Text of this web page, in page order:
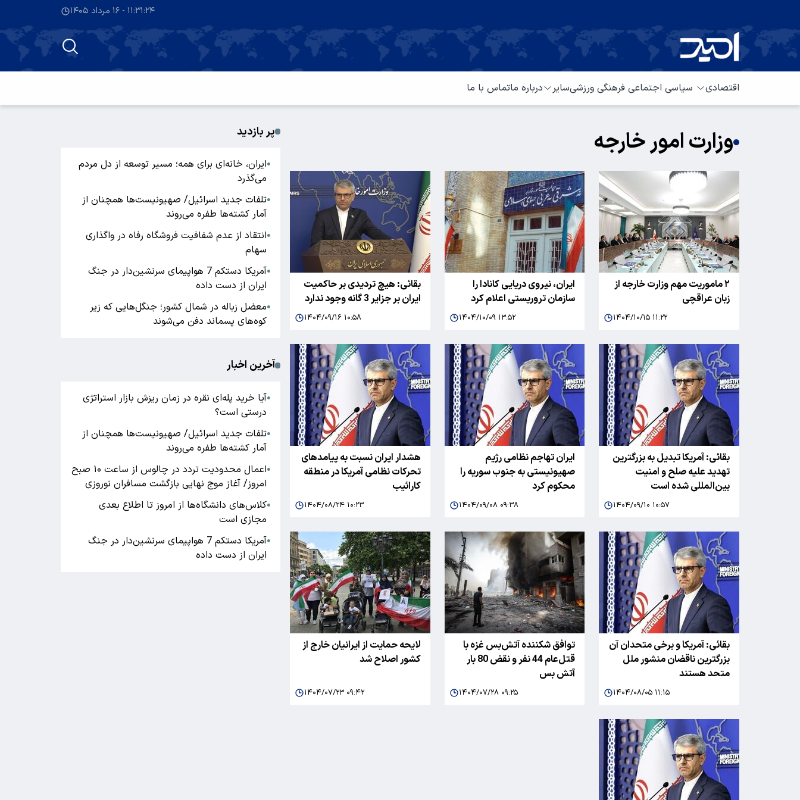
۱۱:۳۱:۲۴ - ۱۶ مرداد ۱۴۰۵
اقتصادی سیاسی اجتماعی فرهنگی ورزشیسایر درباره ماتماس با ما
وزارت امور خارجه
۲ ماموریت مهم وزارت خارجه از
زبان عراقچی
۱۴۰۴/۱۰/۱۵ ۱۱:۲۲
ایران، نیروی دریایی کانادا را
سازمان تروریستی اعلام کرد
۱۴۰۴/۱۰/۰۹ ۱۳:۵۲
بقائی: هیچ تردیدی بر حاکمیت
ایران بر جزایر 3 گانه وجود ندارد
۱۴۰۴/۰۹/۱۶ ۱۰:۵۸
بقائی: آمریکا تبدیل به بزرگترین
تهدید علیه صلح و امنیت
بین‌المللی شده است
۱۴۰۴/۰۹/۱۰ ۱۰:۵۷
ایران تهاجم نظامی رژیم
صهیونیستی به جنوب سوریه را
محکوم کرد
۱۴۰۴/۰۹/۰۸ ۰۹:۳۸
هشدار ایران نسبت به پیامدهای
تحرکات نظامی آمریکا در منطقه
کارائیب
۱۴۰۴/۰۸/۲۴ ۱۰:۲۳
بقائی: آمریکا و برخی متحدان آن
بزرگترین ناقضان منشور ملل
متحد هستند
۱۴۰۴/۰۸/۰۵ ۱۱:۱۵
توافق شکننده آتش‌بس غزه با
قتل‌عام 44 نفر و نقض 80 بار
آتش بس
۱۴۰۴/۰۷/۲۸ ۰۹:۲۵
لایحه حمایت از ایرانیان خارج از
کشور اصلاح شد
۱۴۰۴/۰۷/۲۳ ۰۹:۴۲
پر بازدید
●ایران، خانه‌ای برای همه؛ مسیر توسعه از دل مردم
می‌گذرد
●تلفات جدید اسرائیل/ صهیونیست‌ها همچنان از
آمار کشته‌ها طفره می‌روند
●انتقاد از عدم شفافیت فروشگاه رفاه در واگذاری
سهام
●
آمریکا دستکم 7 هواپیمای سرنشین‌دار در جنگ
ایران از دست داده
●معضل زباله در شمال کشور؛ جنگل‌هایی که زیر
کوه‌های پسماند دفن می‌شوند
آخرین اخبار
●آیا خرید پله‌ای نقره در زمان ریزش بازار استراتژی
درستی است؟
●تلفات جدید اسرائیل/ صهیونیست‌ها همچنان از
آمار کشته‌ها طفره می‌روند
●
اعمال محدودیت تردد در چالوس از ساعت ۱۰ صبح
امروز/ آغاز موج نهایی بازگشت مسافران نوروزی
●کلاس‌های دانشگاه‌ها از امروز تا اطلاع بعدی
مجازی است
●
آمریکا دستکم 7 هواپیمای سرنشین‌دار در جنگ
ایران از دست داده